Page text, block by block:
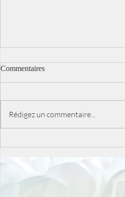
Commentaires
Rédigez un commentaire...